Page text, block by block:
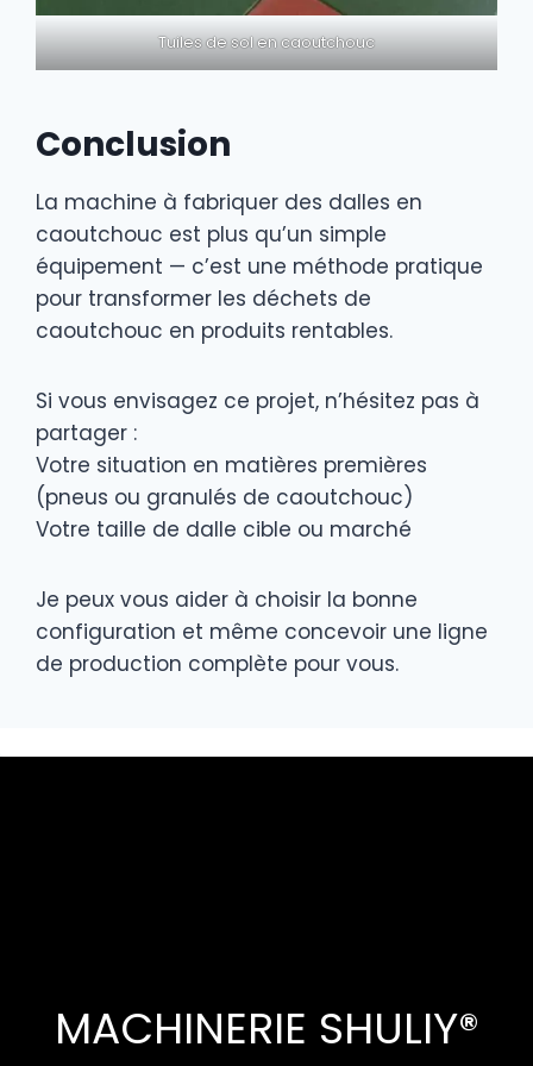
Tuiles de sol en caoutchouc
Conclusion
La machine à fabriquer des dalles en
caoutchouc est plus qu’un simple
équipement — c’est une méthode pratique
pour transformer les déchets de
caoutchouc en produits rentables.
Si vous envisagez ce projet, n’hésitez pas à
partager :
Votre situation en matières premières
(pneus ou granulés de caoutchouc)
Votre taille de dalle cible ou marché
Je peux vous aider à choisir la bonne
configuration et même concevoir une ligne
de production complète pour vous.
MACHINERIE SHULIY®